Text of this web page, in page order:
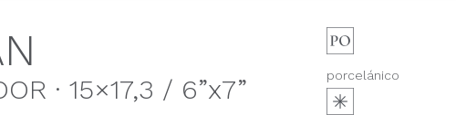
· 15×17,3 / 6”x7” porcelánico